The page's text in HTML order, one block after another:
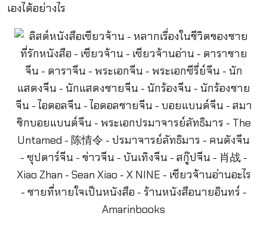
เองได้อย่างไร